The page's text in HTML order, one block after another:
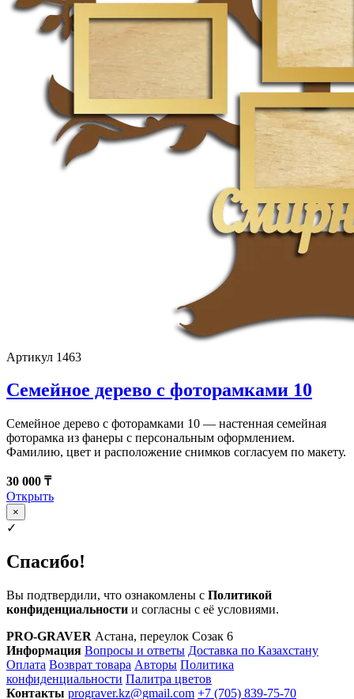
Артикул 1463
Семейное дерево с фоторамками 10
Семейное дерево с фоторамками 10 — настенная семейная
фоторамка из фанеры с персональным оформлением.
Фамилию, цвет и расположение снимков согласуем по макету.
30 000 ₸
Открыть
×
✓
Спасибо!
Вы подтвердили, что ознакомлены с Политикой
конфиденциальности и согласны с её условиями.
PRO-GRAVER Астана, переулок Созак 6
Информация Вопросы и ответы Доставка по Казахстану
Оплата Возврат товара Авторы Политика
конфиденциальности Палитра цветов
Контакты prograver.kz@gmail.com +7 (705) 839-75-70